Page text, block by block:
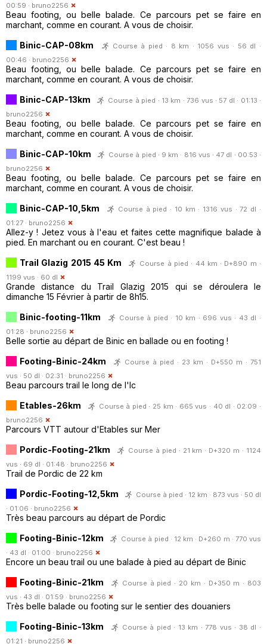
00:59 · bruno2256
Beau footing, ou belle balade. Ce parcours pet se faire en
marchant, comme en courant. A vous de choisir.
Binic-CAP-08km
Course à pied · 8 km · 1056 vus · 56 dl ·
00:46 · bruno2256
Beau footing, ou belle balade. Ce parcours pet se faire en
marchant, comme en courant. A vous de choisir.
Binic-CAP-13km
Course à pied · 13 km · 736 vus · 57 dl · 01:13 ·
bruno2256
Beau footing, ou belle balade. Ce parcours pet se faire en
marchant, comme en courant. A vous de choisir.
Binic-CAP-10km
Course à pied · 9 km · 816 vus · 47 dl · 00:53 ·
bruno2256
Beau footing, ou belle balade. Ce parcours pet se faire en
marchant, comme en courant. A vous de choisir.
Binic-CAP-10,5km
Course à pied · 10 km · 1316 vus · 72 dl ·
01:27 · bruno2256
Allez-y ! Jetez vous à l'eau et faites cette magnifique balade à
pied. En marchant ou en courant. C'est beau !
Trail Glazig 2015 45 Km
Course à pied · 44 km · D+890 m ·
1199 vus · 60 dl
Grande distance du Trail Glazig 2015 qui se déroulera le
dimanche 15 Février à partir de 8h15.
Binic-footing-11km
Course à pied · 10 km · 696 vus · 43 dl ·
01:28 · bruno2256
Belle sortie au départ de Binic en ballade ou en footing !
Footing-Binic-24km
Course à pied · 23 km · D+550 m · 751
vus · 50 dl · 02:31 · bruno2256
Beau parcours trail le long de l'Ic
Etables-26km
Course à pied · 25 km · 665 vus · 40 dl · 02:09 ·
bruno2256
Parcours VTT autour d'Etables sur Mer
Pordic-Footing-21km
Course à pied · 21 km · D+320 m · 1124
vus · 69 dl · 01:48 · bruno2256
Trail de Pordic de 22 km
Pordic-Footing-12,5km
Course à pied · 12 km · 873 vus · 50 dl
· 01:06 · bruno2256
Très beau parcours au départ de Pordic
Footing-Binic-12km
Course à pied · 12 km · D+260 m · 770 vus
· 43 dl · 01:00 · bruno2256
Encore un beau trail ou une balade à pied au départ de Binic
Footing-Binic-21km
Course à pied · 20 km · D+350 m · 803
vus · 43 dl · 01:59 · bruno2256
Très belle balade ou footing sur le sentier des douaniers
Footing-Binic-13km
Course à pied · 13 km · 778 vus · 38 dl ·
01:21 · bruno2256